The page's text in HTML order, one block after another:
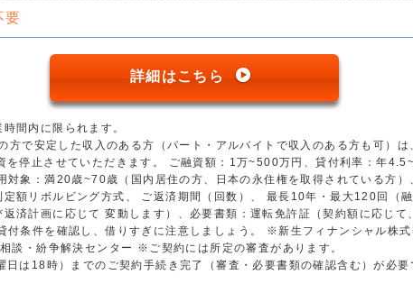
要
詳細はこちら
間内に限られます。
で安定した収入のある方（パート・アルバイトで収入のある方も可）
を停止させていただきます。 ご融資額：1万~500万円、貸付利率：年
対象：満20歳~70歳（国内居住の方、日本の永住権を取得されている方
額リボルビング方式、 ご返済期間（回数）、 最長10年・最大120回（
済計画に応じて 変動します）、必要書類：運転免許証（契約額に応じて
条件を確認し、借りすぎに注意しましょう。 ※新生フィナンシャル株
談・紛争解決センター ※ご契約には所定の審査があります。
は18時）までのご契約手続き完了（審査・必要書類の確認含む）が必